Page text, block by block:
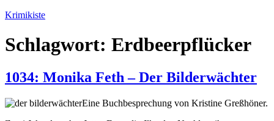
Zum
springen
Krimikiste
Schlagwort: Erdbeerpflücker
1034: Monika Feth – Der Bilderwächter
Eine Buchbesprechung von Kristine Greßhöner.